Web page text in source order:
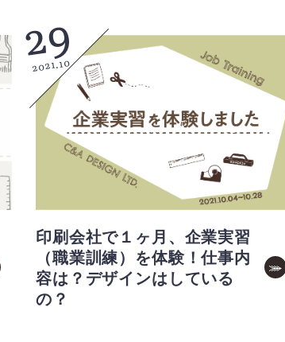
29
2021.10
印刷会社で１ヶ月、企業実習
（職業訓練）を体験！仕事内
容は？デザインはしている
の？